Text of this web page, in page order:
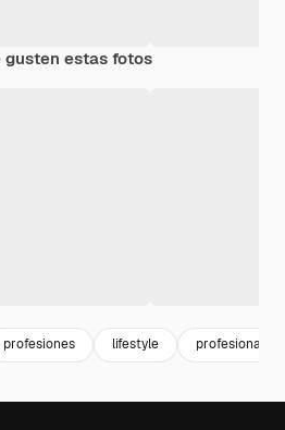
gusten estas fotos
profesiones lifestyle profesional